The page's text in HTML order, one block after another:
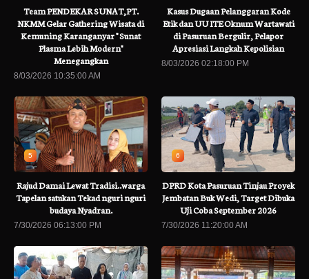
Team PENDEKAR SUNAT,PT.
NKMM Gelar Gathering Wisata di
Kemuning Karanganyar " Sunat
Plasma Lebih Modern"
Menegangkan
8/03/2026 10:35:00 AM
Kasus Dugaan Pelanggaran Kode
Etik dan UU ITE Oknum Wartawati
di Pasuruan Bergulir, Pelapor
Apresiasi Langkah Kepolisian
8/03/2026 02:18:00 PM
5
Rajud Damai Lewat Tradisi..warga
Tapelan satukan Tekad nguri nguri
budaya Nyadran.
7/30/2026 06:13:00 PM
6
DPRD Kota Pasuruan Tinjau Proyek
Jembatan Buk Wedi, Target Dibuka
Uji Coba September 2026
7/30/2026 11:20:00 AM